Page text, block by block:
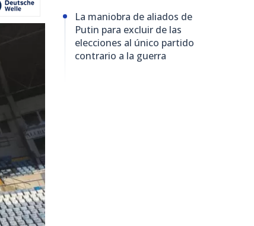
La maniobra de aliados de
Putin para excluir de las
elecciones al único partido
contrario a la guerra